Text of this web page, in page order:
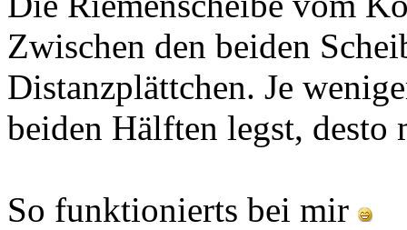
Zwischen den beiden
Distanzplättchen. Je
beiden Hälften legst, desto
So funktionierts bei mir